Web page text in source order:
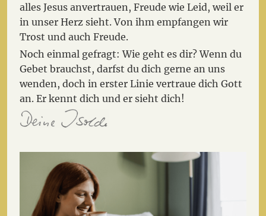
alles Jesus anvertrauen, Freude wie Leid, weil er
in unser Herz sieht. Von ihm empfangen wir
Trost und auch Freude.
Noch einmal gefragt: Wie geht es dir? Wenn du
Gebet brauchst, darfst du dich gerne an uns
wenden, doch in erster Linie vertraue dich Gott
an. Er kennt dich und er sieht dich!